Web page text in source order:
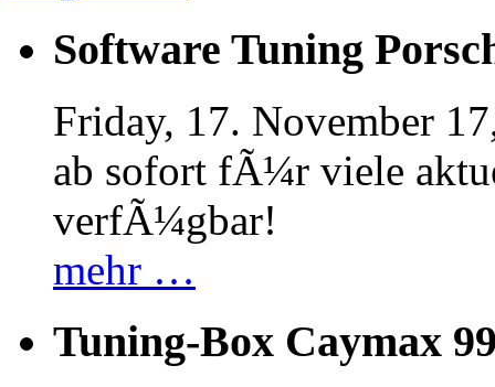
Software Tuning
Friday, 17. November
ab sofort fÃ¼r viele
verfÃ¼gbar!
mehr …
Tuning-Box Caymax